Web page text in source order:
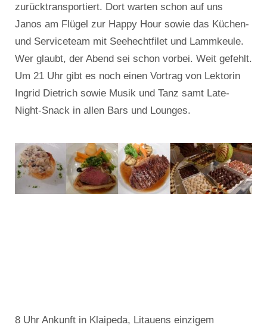
zurücktransportiert. Dort warten schon auf uns
Janos am Flügel zur Happy Hour sowie das Küchen-
und Serviceteam mit Seehechtfilet und Lammkeule.
Wer glaubt, der Abend sei schon vorbei. Weit gefehlt.
Um 21 Uhr gibt es noch einen Vortrag von Lektorin
Ingrid Dietrich sowie Musik und Tanz samt Late-
Night-Snack in allen Bars und Lounges.
8 Uhr Ankunft in Klaipeda, Litauens einzigem